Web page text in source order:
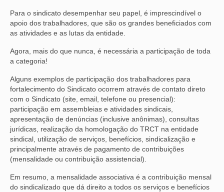
Para o sindicato desempenhar seu papel, é imprescindível o
apoio dos trabalhadores, que são os grandes beneficiados com
as atividades e as lutas da entidade.
Agora, mais do que nunca, é necessária a participação de toda
a categoria!
Alguns exemplos de participação dos trabalhadores para
fortalecimento do Sindicato ocorrem através de contato direto
com o Sindicato (site, email, telefone ou presencial):
participação em assembleias e atividades sindicais,
apresentação de denúncias (inclusive anônimas), consultas
jurídicas, realização da homologação do TRCT na entidade
sindical, utilização de serviços, benefícios, sindicalização e
principalmente através de pagamento de contribuições
(mensalidade ou contribuição assistencial).
Em resumo, a mensalidade associativa é a contribuição mensal
do sindicalizado que dá direito a todos os serviços e benefícios